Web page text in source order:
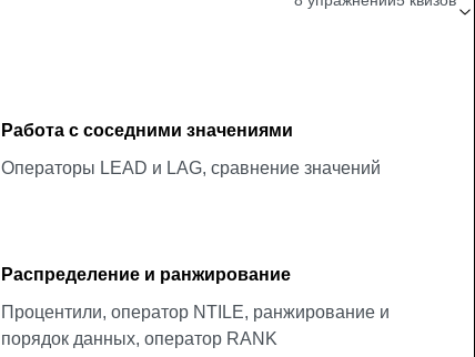
Работа с соседними значениями
Операторы LEAD и LAG, сравнение значений
Распределение и ранжирование
Процентили, оператор NTILE, ранжирование и
порядок данных, оператор RANK